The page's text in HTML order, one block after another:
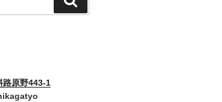
索
路原野443-1